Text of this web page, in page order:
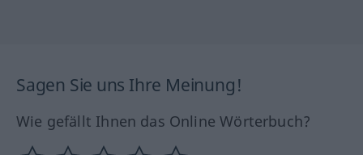
Sagen Sie uns Ihre Meinung!
Wie gefällt Ihnen das Online Wörterbuch?